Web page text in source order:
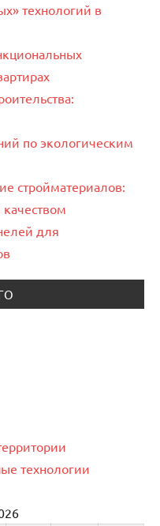
технологий в
по экологическим
стройматериалов:
для
технологии